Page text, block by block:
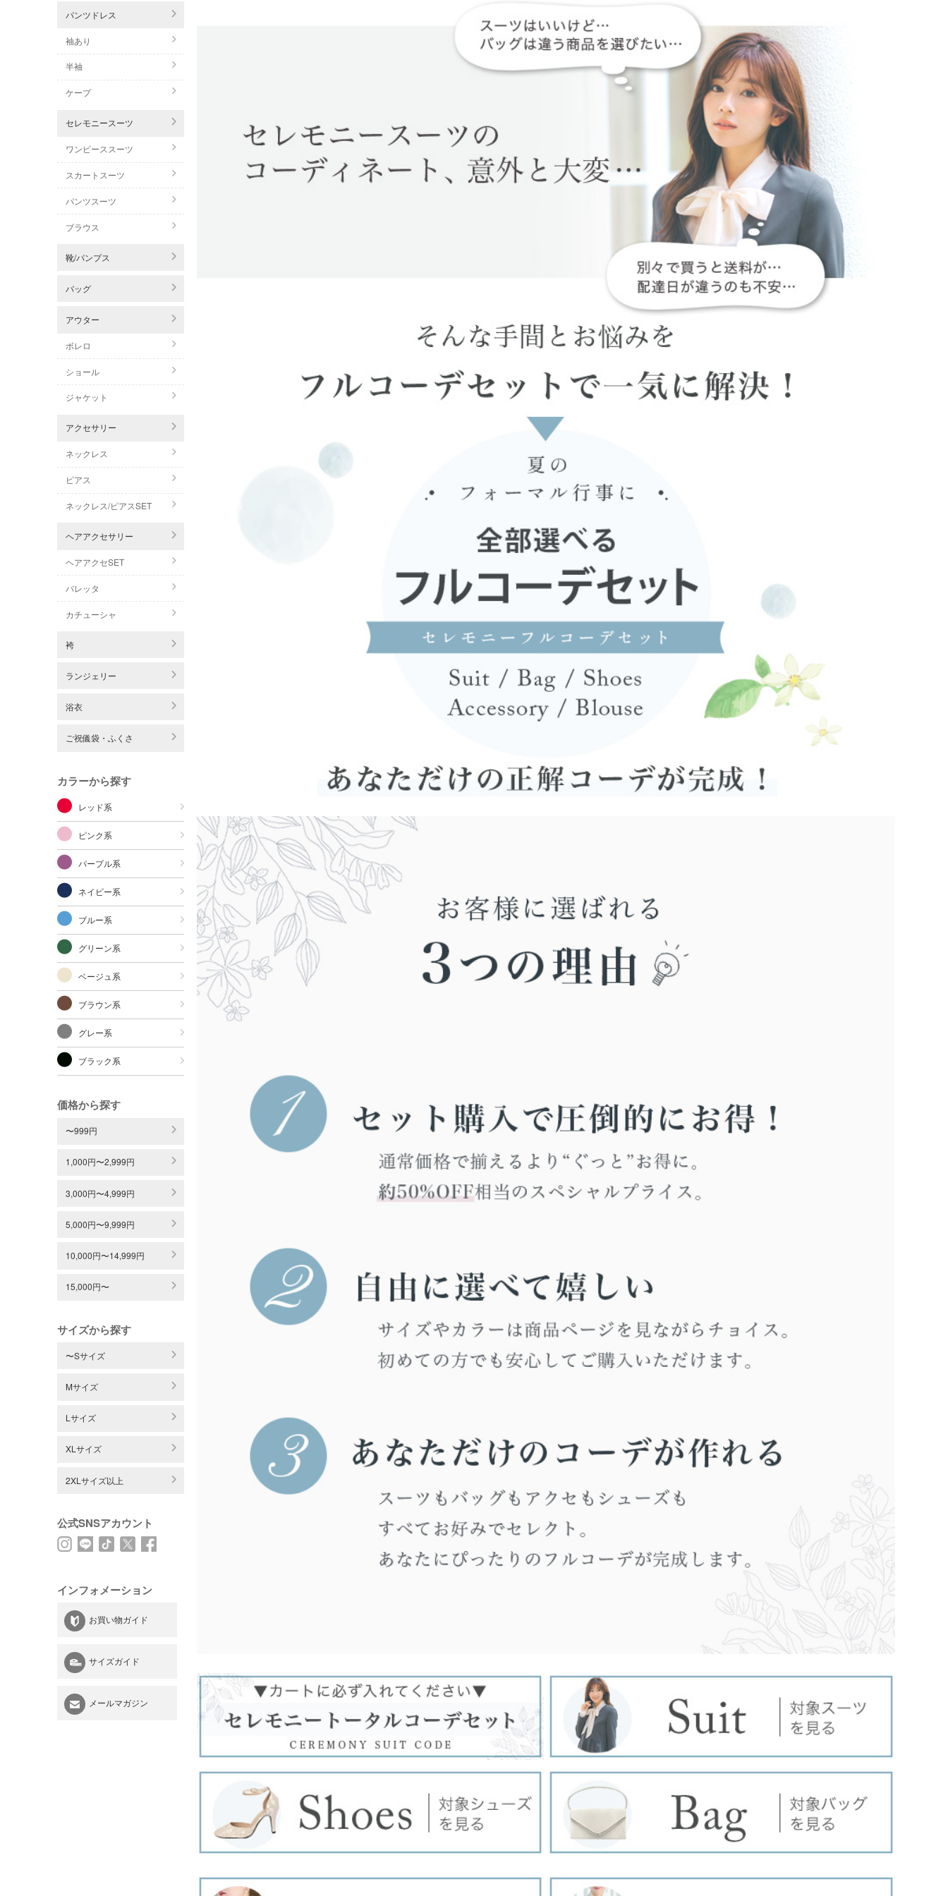
パンツドレス
袖あり
半袖
ケープ
セレモニースーツ
ワンピーススーツ
スカートスーツ
パンツスーツ
ブラウス
靴/パンプス
バッグ
アウター
ボレロ
ショール
ジャケット
アクセサリー
ネックレス
ピアス
ネックレス/ピアスSET
ヘアアクセサリー
ヘアアクセSET
バレッタ
カチューシャ
袴
ランジェリー
浴衣
ご祝儀袋・ふくさ
カラーから探す
レッド系
ピンク系
パープル系
ネイビー系
ブルー系
グリーン系
ベージュ系
ブラウン系
グレー系
ブラック系
価格から探す
〜999円
1,000円〜2,999円
3,000円〜4,999円
5,000円〜9,999円
10,000円〜14,999円
15,000円〜
サイズから探す
〜Sサイズ
Mサイズ
Lサイズ
XLサイズ
2XLサイズ以上
公式SNSアカウント
インフォメーション
お買い物ガイド
サイズガイド
メールマガジン